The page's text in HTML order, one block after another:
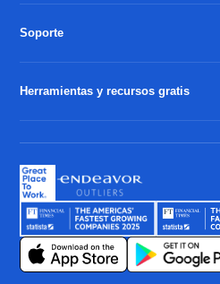
Soporte
Herramientas y recursos gratis